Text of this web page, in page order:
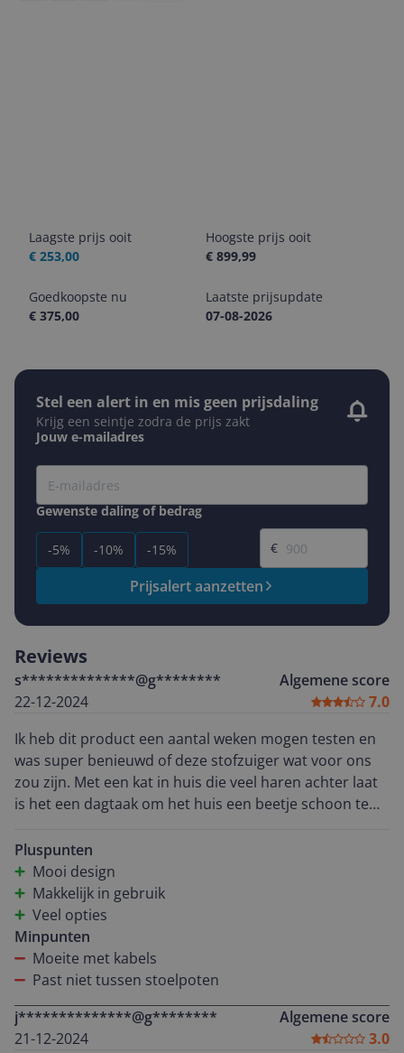
Laagste prijs ooit
€ 253,00
Hoogste prijs ooit
€ 899,99
Goedkoopste nu
€ 375,00
Laatste prijsupdate
07-08-2026
Stel een alert in en mis geen prijsdaling
Krijg een seintje zodra de prijs zakt
Jouw e-mailadres
Gewenste daling of bedrag
-5% -10% -15%
Gewenste prijs
€
Prijsalert aanzetten
Reviews
s**************@g********
22-12-2024
Algemene score
7.0
Ik heb dit product een aantal weken mogen testen en
was super benieuwd of deze stofzuiger wat voor ons
zou zijn. Met een kat in huis die veel haren achter laat
is het een dagtaak om het huis een beetje schoon te
gaat super makkelijk. Ook vind ik het design mooi en
zijn de instructies voor het gebruik heel handig. Ik kon
daarom snel van start. Helaas viel het daadwerkelijke
gebruik wat tegen. De stofzuiger had erg veel moeite
met kabels en heeft meerdere keren stekkers uit de
stopcontacten getrokken, zelfs als ik had aangegeven
daar extra voorzichtig te zijn. Daarnaast lukte het niet
stonden. Daardoor kon ik bijvoorbeeld niet aangeven
dat er voorzichtig gedaan moest worden als het te
Pluspunten
Mooi design
Makkelijk in gebruik
Veel opties
Minpunten
Moeite met kabels
Past niet tussen stoelpoten
j**************@g********
21-12-2024
Algemene score
3.0